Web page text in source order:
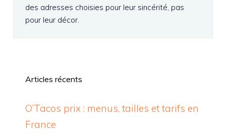
des adresses choisies pour leur sincérité, pas
pour leur décor.
Articles récents
O’Tacos prix : menus, tailles et tarifs en
France